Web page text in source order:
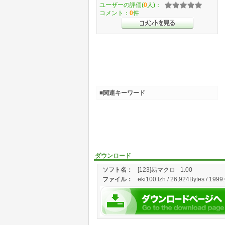
ダウンロード
ソフト名：
[123]易マクロ 1.00
ファイル： eki100.lzh / 26,924Bytes /
ユーザーの評価(0 人)：
コメント： 0件
■関連キーワード